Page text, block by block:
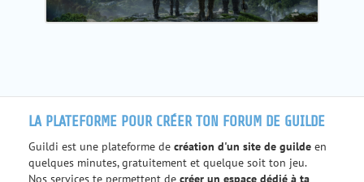
LA PLATEFORME POUR CRÉER TON FORUM DE GUILDE
Guildi est une plateforme de création d'un site de guilde en
quelques minutes, gratuitement et quelque soit ton jeu.
Nos services te permettent de créer un espace dédié à ta